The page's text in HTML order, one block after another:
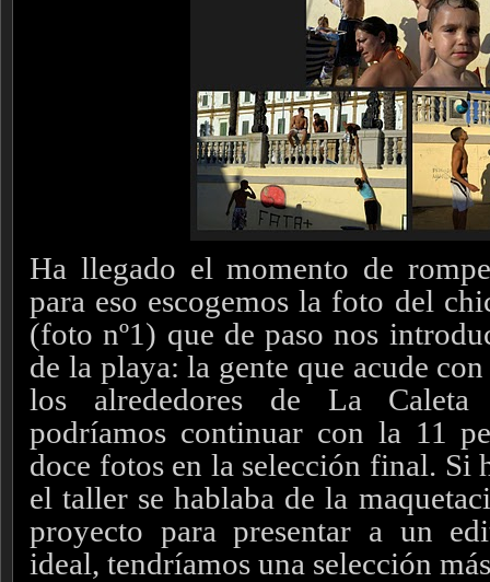
Ha llegado el momento de
para eso escogemos la foto del
(foto nº1) que de paso nos
de la playa: la gente que acude
los alrededores de La Caleta
podríamos continuar con la 11
doce fotos en la selección final. Si
el taller se hablaba de la
proyecto para presentar a un
ideal, tendríamos una selección